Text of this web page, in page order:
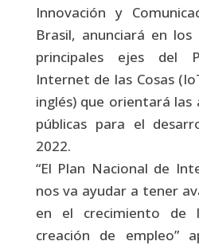
Innovación y
Brasil, anunciará en
principales ejes del
Internet de las Cosas
inglés) que orientará las
públicas para el
2022.
“El Plan Nacional de
nos va ayudar a tener
en el crecimiento de
creación de empleo”